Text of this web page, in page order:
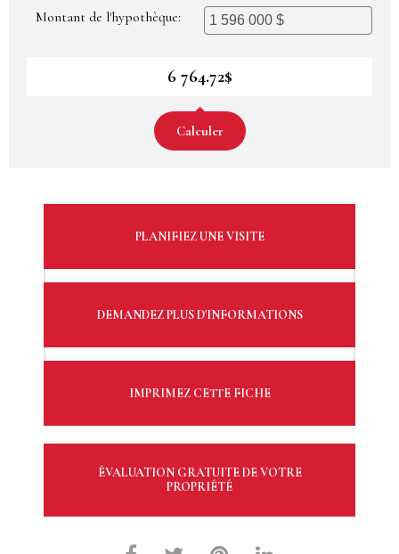
Montant de l'hypothèque:
6 764.72$
Calculer
PLANIFIEZ UNE VISITE
DEMANDEZ PLUS D'INFORMATIONS
IMPRIMEZ CETTE FICHE
ÉVALUATION GRATUITE DE VOTRE
PROPRIÉTÉ